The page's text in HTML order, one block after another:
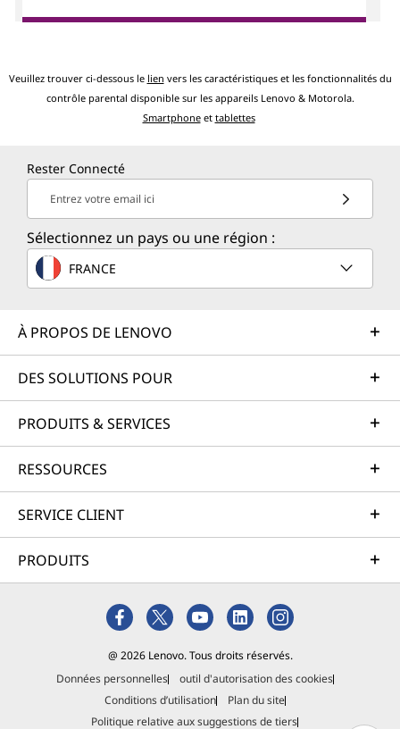
Veuillez trouver ci-dessous le lien vers les caractéristiques et les fonctionnalités du
contrôle parental disponible sur les appareils Lenovo & Motorola.
Smartphoneet tablettes
Rester Connecté
Entrez votre email ici
Sélectionnez un pays ou une région :
FRANCE
À PROPOS DE LENOVO
DES SOLUTIONS POUR
PRODUITS & SERVICES
RESSOURCES
SERVICE CLIENT
PRODUITS
@ 2026 Lenovo. Tous droits réservés.
Données personnelles
outil d'autorisation des cookies
Conditions d’utilisation
Plan du site
Politique relative aux suggestions de tiers